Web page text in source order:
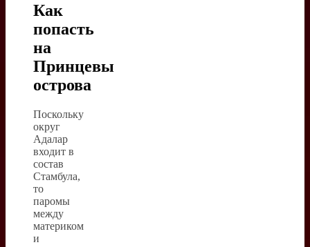
Как
попасть
на
Принцевы
острова
Поскольку
округ
Адалар
входит в
состав
Стамбула,
то
паромы
между
материком
и